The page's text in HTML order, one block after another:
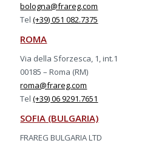
bologna@frareg.com
Tel(+39) 051 082.7375
ROMA
Via della Sforzesca, 1, int.1
00185 – Roma (RM)
roma@frareg.com
Tel(+39) 06 9291.7651
SOFIA (BULGARIA)
FRAREG BULGARIA LTD